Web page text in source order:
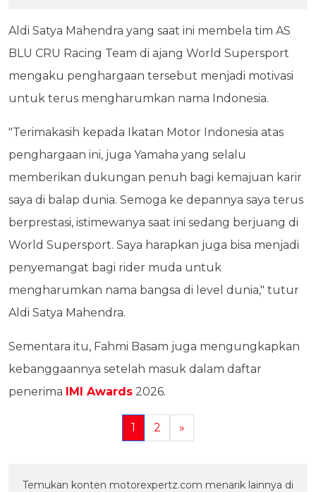
Aldi Satya Mahendra yang saat ini membela tim AS
BLU CRU Racing Team di ajang World Supersport
mengaku penghargaan tersebut menjadi motivasi
untuk terus mengharumkan nama Indonesia.
"Terimakasih kepada Ikatan Motor Indonesia atas
penghargaan ini, juga Yamaha yang selalu
memberikan dukungan penuh bagi kemajuan karir
saya di balap dunia. Semoga ke depannya saya terus
berprestasi, istimewanya saat ini sedang berjuang di
World Supersport. Saya harapkan juga bisa menjadi
penyemangat bagi rider muda untuk
mengharumkan nama bangsa di level dunia," tutur
Aldi Satya Mahendra.
Sementara itu, Fahmi Basam juga mengungkapkan
kebanggaannya setelah masuk dalam daftar
penerima IMI Awards 2026.
1 2 »
Temukan konten motorexpertz.com menarik lainnya di